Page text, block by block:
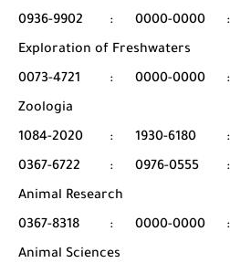
0936-9902
: 0000-0000 :
Exploration of Freshwaters
0073-4721
: 0000-0000 :
Zoologia
1084-2020
: 1930-6180 :
0367-6722
: 0976-0555 :
Animal Research
0367-8318
: 0000-0000 :
Animal Sciences